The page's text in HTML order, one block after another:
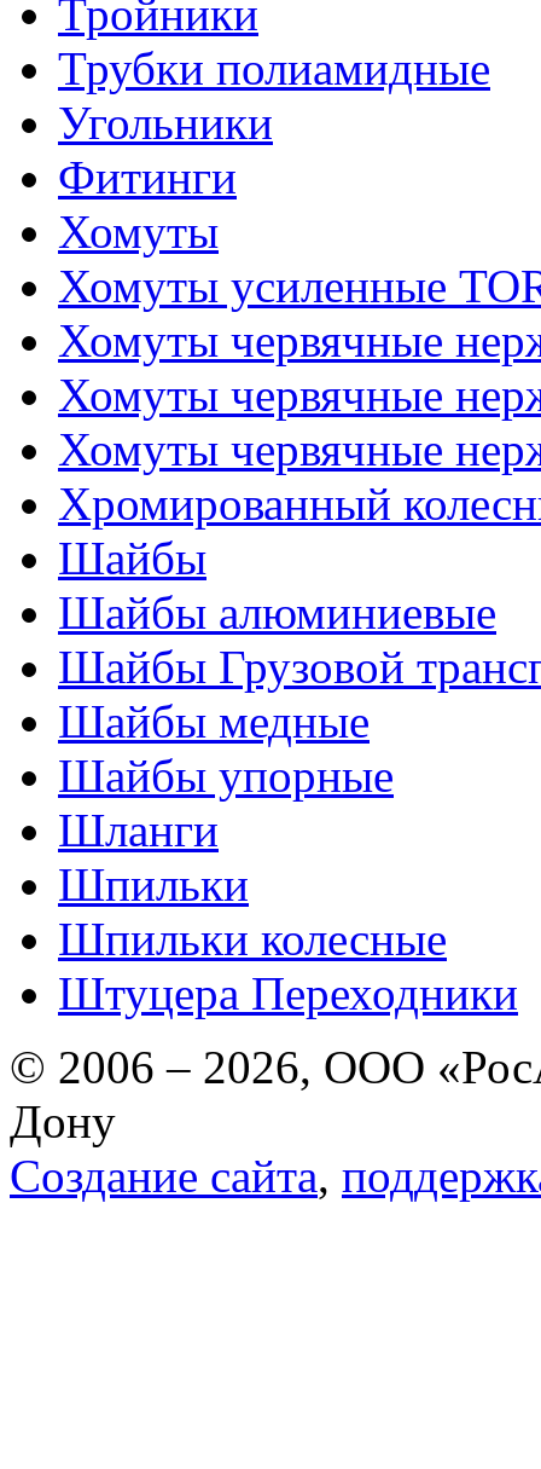
Тройники
Трубки полиамидные
Угольники
Фитинги
Хомуты
Хомуты усиленные
Хомуты червячные
Хомуты червячные
Хомуты червячные
Хромированный
Шайбы
Шайбы алюминиевые
Шайбы Грузовой
Шайбы медные
Шайбы упорные
Шланги
Шпильки
Шпильки колесные
Штуцера Переходники
© 2006 – 2026, ООО
Дону
Создание сайта,